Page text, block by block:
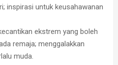
inspirasi untuk keusahawanan
ekstrem yang boleh
remaja; menggalakkan
muda.